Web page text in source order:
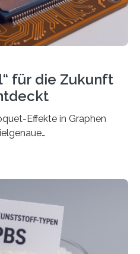
Fritz-Haber-Institut
das…
für die Zukunft
Effekte in Graphen
extrem leitfähig und
Batterien und effizienten
hebt das Potenzial nun
ersten Mal haben
Göttingen gemeinsam